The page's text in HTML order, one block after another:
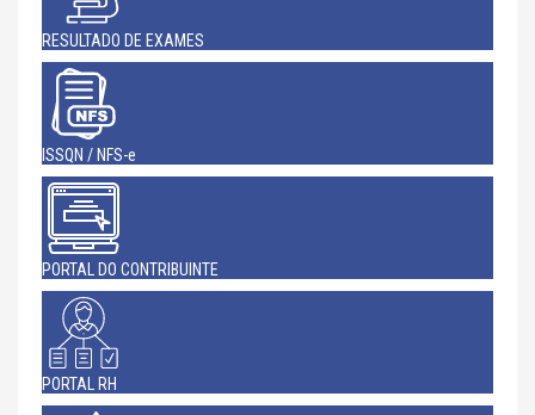
RESULTADO DE EXAMES
ISSQN / NFS-e
PORTAL DO CONTRIBUINTE
PORTAL RH